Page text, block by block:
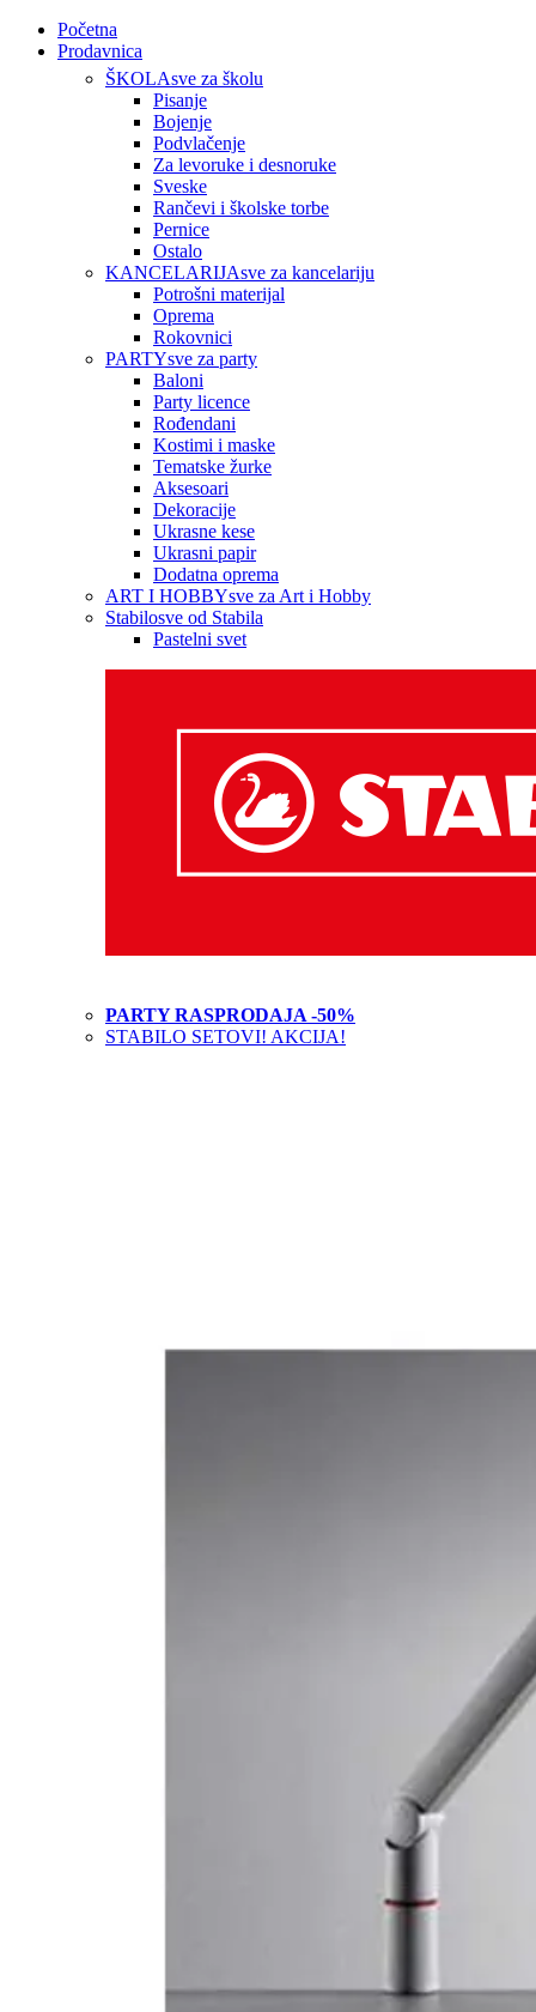
Početna
Prodavnica
ŠKOLAsve za školu
Pisanje
Bojenje
Podvlačenje
Za levoruke i desnoruke
Sveske
Rančevi i školske torbe
Pernice
Ostalo
KANCELARIJAsve za kancelariju
Potrošni materijal
Oprema
Rokovnici
PARTYsve za party
Baloni
Party licence
Rođendani
Kostimi i maske
Tematske žurke
Aksesoari
Dekoracije
Ukrasne kese
Ukrasni papir
Dodatna oprema
ART I HOBBYsve za Art i Hobby
Stabilosve od Stabila
Pastelni svet
PARTY RASPRODAJA -50%
STABILO SETOVI! AKCIJA!